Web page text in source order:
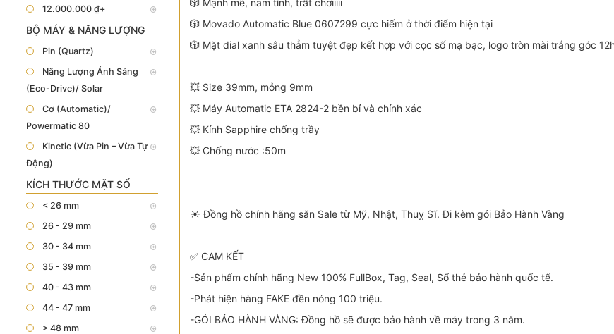
12.000.000 ₫+
BỘ MÁY & NĂNG LƯỢNG
Pin (Quartz)
Năng Lượng Ánh Sáng
(Eco-Drive)/ Solar
Cơ (Automatic)/
Powermatic 80
Kinetic (Vừa Pin – Vừa Tự
Động)
KÍCH THƯỚC MẶT SỐ
< 26 mm
26 - 29 mm
30 - 34 mm
35 - 39 mm
40 - 43 mm
44 - 47 mm
> 48 mm
🎲 Mạnh mẽ, nam tính, trất chơiiiii
🎲 Movado Automatic Blue 0607299 cực hiếm ở thời điểm hiện tại
🎲 Mặt dial xanh sâu thẳm tuyệt đẹp kết hợp với cọc số mạ bạc, logo tròn mài trắng góc
💥 Size 39mm, mỏng 9mm
💥 Máy Automatic ETA 2824-2 bền bỉ và chính xác
💥 Kính Sapphire chống trầy
💥 Chống nước :50m
☀️ Đồng hồ chính hãng săn Sale từ Mỹ, Nhật, Thuỵ Sĩ. Đi kèm gói Bảo Hành Vàng
✅ CAM KẾT
-Sản phẩm chính hãng New 100% FullBox, Tag, Seal, Sổ thẻ bảo hành quốc tế.
-Phát hiện hàng FAKE đền nóng 100 triệu.
-GÓI BẢO HÀNH VÀNG: Đồng hồ sẽ được bảo hành về máy trong 3 năm.